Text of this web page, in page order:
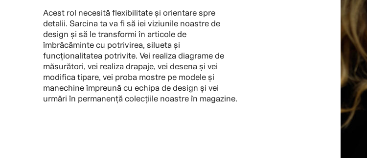
Acest rol necesită flexibilitate și orientare spre
detalii. Sarcina ta va fi să iei viziunile noastre de
design și să le transformi în articole de
îmbrăcăminte cu potrivirea, silueta și
funcționalitatea potrivite. Vei realiza diagrame de
măsurători, vei realiza drapaje, vei desena și vei
modifica tipare, vei proba mostre pe modele și
manechine împreună cu echipa de design și vei
urmări în permanență colecțiile noastre în magazine.